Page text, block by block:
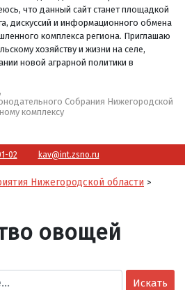
что данный сайт станет площадкой
дискуссий и информационного обмена
комплекса региона. Приглашаю
хозяйству и жизни на селе,
новой аграрной политики в
Собрания Нижегородской
комплексу
02 kav@int.zsno.ru
Нижегородской области >
овощей
Искать